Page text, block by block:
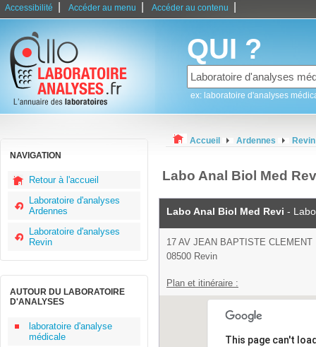
Accessibilité Accéder au menu Accéder au contenu
QUI ?
ex: laboratoire d'analyses
NAVIGATION
Retour à l'accueil
Laboratoire d'analyses
Ardennes
Laboratoire d'analyses
Revin
AUTOUR DU LABORATOIRE
D'ANALYSES
laboratoire d'analyse
médicale
Accueil Ardennes Revin
Labo Anal Biol Med
Labo Anal Biol Med Revi -
17 AV JEAN BAPTISTE CLEMENT
08500 Revin
Plan et itinéraire :
This page can't